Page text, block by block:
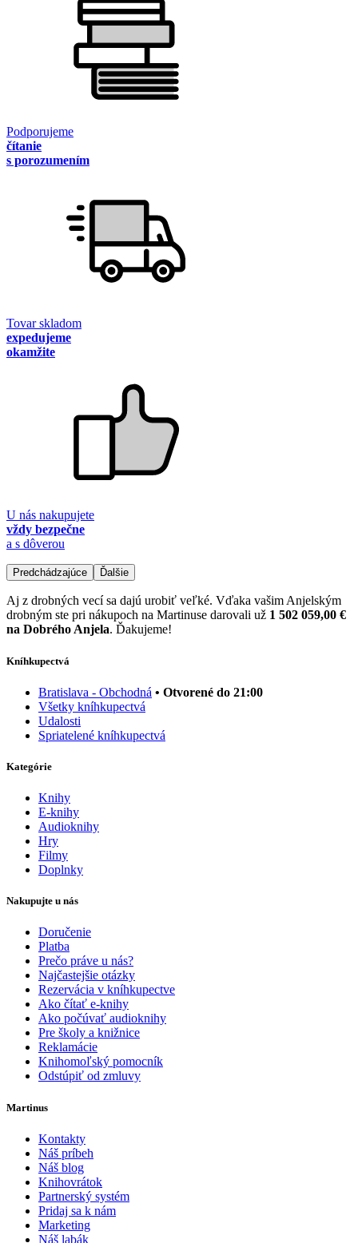
Podporujeme
čítanie
s porozumením
Tovar skladom
expedujeme
okamžite
U nás nakupujete
vždy bezpečne
a s dôverou
Predchádzajúce Ďalšie
Aj z drobných vecí sa dajú urobiť veľké. Vďaka vašim Anjelským
drobným ste pri nákupoch na Martinuse darovali už 1 502 059,00 €
na Dobrého Anjela. Ďakujeme!
Kníhkupectvá
Bratislava - Obchodná • Otvorené do 21:00
Všetky kníhkupectvá
Udalosti
Spriatelené kníhkupectvá
Kategórie
Knihy
E-knihy
Audioknihy
Hry
Filmy
Doplnky
Nakupujte u nás
Doručenie
Platba
Prečo práve u nás?
Najčastejšie otázky
Rezervácia v kníhkupectve
Ako čítať e-knihy
Ako počúvať audioknihy
Pre školy a knižnice
Reklamácie
Knihomoľský pomocník
Odstúpiť od zmluvy
Martinus
Kontakty
Náš príbeh
Náš blog
Knihovrátok
Partnerský systém
Pridaj sa k nám
Marketing
Náš labák